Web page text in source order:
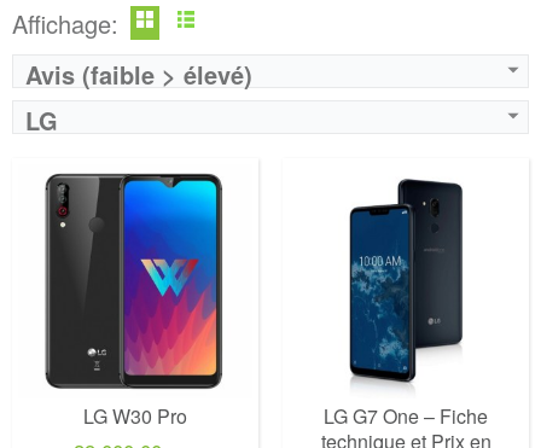
Affichage:
Avis (faible > élevé)
LG
LG W30 Pro
LG G7 One – Fiche
technique et Prix en